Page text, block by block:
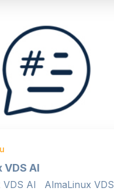
VDS Al
VDS Al AlmaLinux VDS